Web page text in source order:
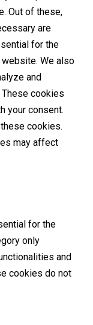
Out of these,
are
for the
We also
and
cookies
your consent.
cookies.
may affect
for the
only
and
cookies do not